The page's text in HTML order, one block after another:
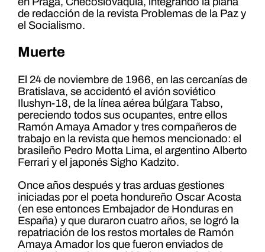
de redacción de la revista Problemas de la Paz y
el Socialismo.
Muerte
El 24 de noviembre de 1966, en las cercanías de
Bratislava, se accidentó el avión soviético
Ilushyn-18, de la línea aérea búlgara Tabso,
pereciendo todos sus ocupantes, entre ellos
Ramón Amaya Amador y tres compañeros de
trabajo en la revista que hemos mencionado: el
brasileño Pedro Motta Lima, el argentino Alberto
Ferrari y el japonés Sigho Kadzito.
Once años después y tras arduas gestiones
iniciadas por el poeta hondureño Oscar Acosta
(en ese entonces Embajador de Honduras en
España) y que duraron cuatro años, se logró la
repatriación de los restos mortales de Ramón
Amaya Amador los que fueron enviados de